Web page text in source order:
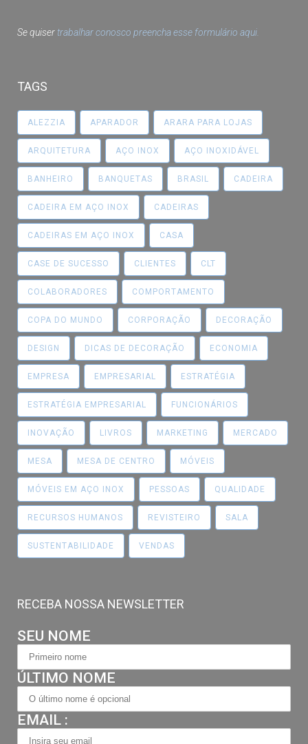
Se quisertrabalhar conosco preencha esse formulário aqui.
TAGS
ALEZZIA APARADOR ARARA PARA LOJAS
ARQUITETURA AÇO INOX AÇO INOXIDÁVEL
BANHEIRO BANQUETAS BRASIL CADEIRA
CADEIRA EM AÇO INOX CADEIRAS
CADEIRAS EM AÇO INOX CASA
CASE DE SUCESSO CLIENTES CLT
COLABORADORES COMPORTAMENTO
COPA DO MUNDO CORPORAÇÃO DECORAÇÃO
DESIGN DICAS DE DECORAÇÃO ECONOMIA
EMPRESA EMPRESARIAL ESTRATÉGIA
ESTRATÉGIA EMPRESARIAL FUNCIONÁRIOS
INOVAÇÃO LIVROS MARKETING MERCADO
MESA MESA DE CENTRO MÓVEIS
MÓVEIS EM AÇO INOX PESSOAS QUALIDADE
RECURSOS HUMANOS REVISTEIRO SALA
SUSTENTABILIDADE VENDAS
RECEBA NOSSA NEWSLETTER
SEU NOME
ÚLTIMO NOME
EMAIL :